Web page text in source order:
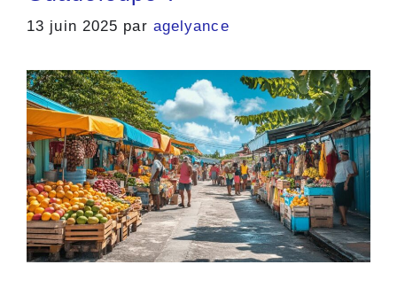
13 juin 2025 par agelyance